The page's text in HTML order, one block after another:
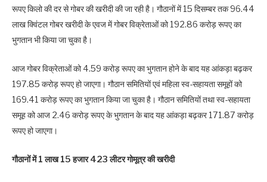
रूपए किलो की दर से गोबर की खरीदी की जा रही है। गौठानों में 15 दिसम्बर तक 96.44
लाख क्विंटल गोबर खरीदी के एवज में गोबर विक्रेताओं को 192.86 करोड़ रूपए का
भुगतान भी किया जा चुका है।
आज गोबर विक्रेताओं को 4.59 करोड़ रूपए का भुगतान होने के बाद यह आंकड़ा बढ़कर
197.85 करोड़ रूपए हो जाएगा। गौठान समितियों एवं महिला स्व-सहायता समूहों को
169.41 करोड़ रूपए का भुगतान किया जा चुका है। गौठान समितियों तथा स्व-सहायता
समूह को आज 2.46 करोड़ रूपए के भुगतान के बाद यह आंकड़ा बढ़कर 171.87 करोड़
रूपए हो जाएगा।
गौठानों में 1 लाख 15 हजार 423 लीटर गोमूत्र की खरीदी